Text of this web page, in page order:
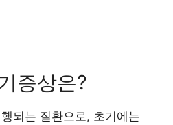
증상은?
되는 질환으로, 초기에는